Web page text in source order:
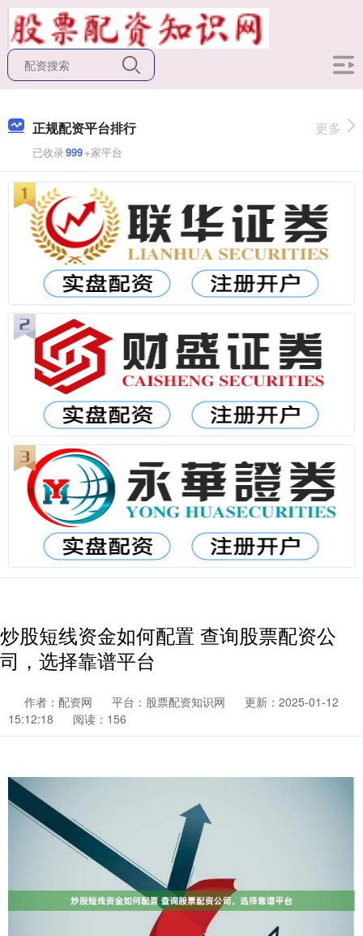
正规配资平台排行
已收录999+家平台
更多
炒股短线资金如何配置 查询股票配资公
司，选择靠谱平台
作者：配资网 平台：股票配资知识网
更新：2025-01-12
15:12:18
阅读：156